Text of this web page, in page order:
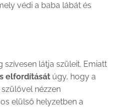
védi a baba lábát és
látja szüleit. Emiatt
elfordítását úgy, hogy a
nézzen
elülső helyzetben a